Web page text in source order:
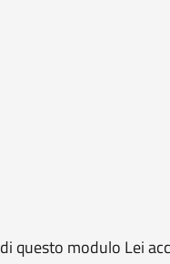
questo modulo Lei